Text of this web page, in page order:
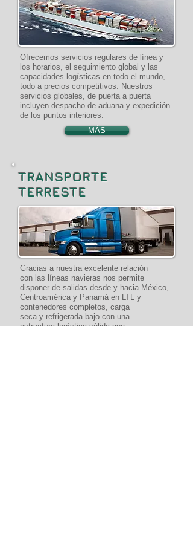
Ofrecemos servicios regulares de línea y
los horarios, el seguimiento global y las
capacidades logísticas en todo el mundo,
todo a precios competitivos. Nuestros
servicios globales, de puerta a puerta
incluyen despacho de aduana y expedición
de los puntos interiores.
MÁS
TRANSPORTE
TERRESTE
Gracias a nuestra excelente relación
con las líneas navieras nos permite
disponer de salidas desde y hacia México,
Centroamérica y Panamá en LTL y
contenedores completos, carga
seca y refrigerada bajo con una
estructura logística sólida que